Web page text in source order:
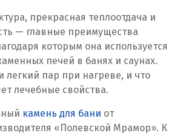
прекрасная теплоотдача и
— главные преимущества
которым она используется
печей в банях и саунах.
легкий пар при нагреве, и что
лечебные свойства.
камень для бани от
«Полевской Мрамор». К